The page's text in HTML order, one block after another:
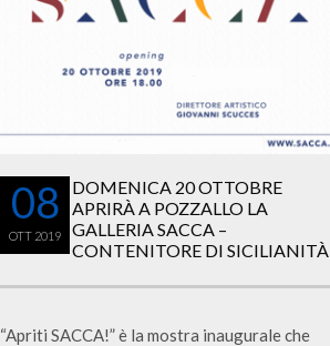
08
OTT 2019
DOMENICA 20 OTTOBRE
APRIRÀ A POZZALLO LA
GALLERIA SACCA –
CONTENITORE DI SICILIANITÀ
“Apriti SACCA!” è la mostra inaugurale che